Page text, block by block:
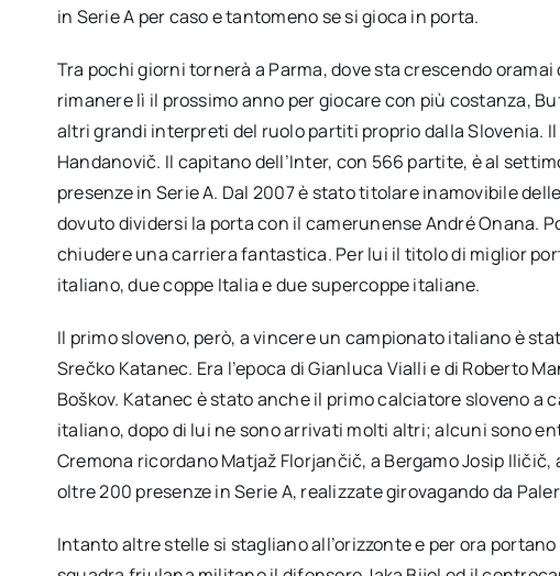
in Serie A per caso e tantomeno se si gioca in porta.
Tra pochi giorni tornerà a Parma, dove sta crescendo
rimanere lì il prossimo anno per giocare con più costanza,
altri grandi interpreti del ruolo partiti proprio dalla Slovenia.
Handanovič. Il capitano dell’Inter, con 566 partite, è al
presenze in Serie A. Dal 2007 è stato titolare inamovibile
dovuto dividersi la porta con il camerunense André Onana.
chiudere una carriera fantastica. Per lui il titolo di miglior
italiano, due coppe Italia e due supercoppe italiane.
Il primo sloveno, però, a vincere un campionato italiano è
Srečko Katanec. Era l’epoca di Gianluca Vialli e di Roberto
Boškov. Katanec è stato anche il primo calciatore sloveno a
italiano, dopo di lui ne sono arrivati molti altri; alcuni sono
Cremona ricordano Matjaž Florjančič, a Bergamo Josip Iličič,
oltre 200 presenze in Serie A, realizzate girovagando da
Intanto altre stelle si stagliano all’orizzonte e per ora